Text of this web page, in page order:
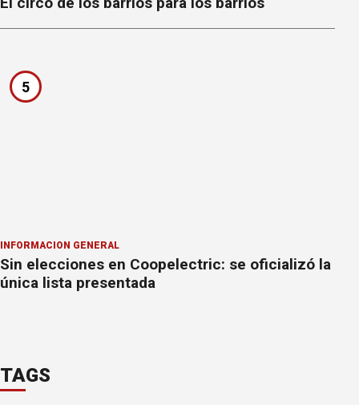
5
INFORMACION GENERAL
Sin elecciones en Coopelectric: se oficializó la
única lista presentada
TAGS